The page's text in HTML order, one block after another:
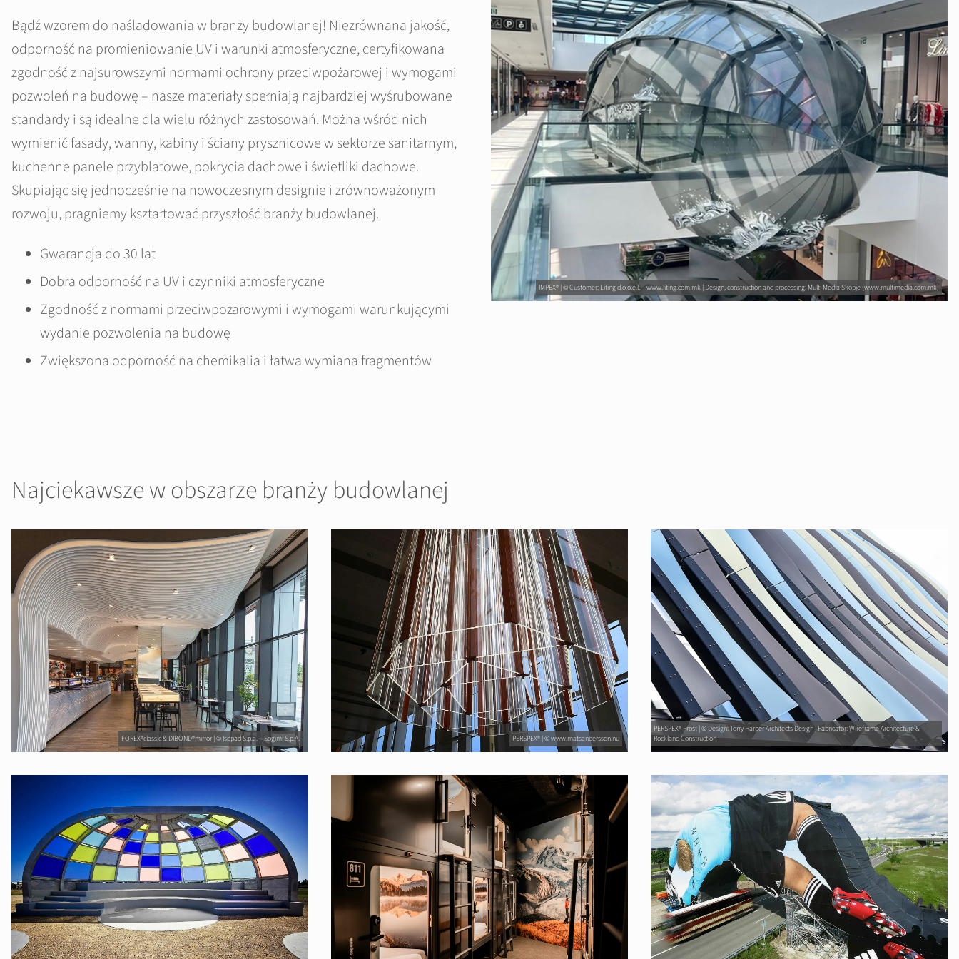
Bądź wzorem do naśladowania w branży budowlanej! Niezrównana jakość,
odporność na promieniowanie UV i warunki atmosferyczne, certyfikowana
zgodność z najsurowszymi normami ochrony przeciwpożarowej i wymogami
pozwoleń na budowę – nasze materiały spełniają najbardziej wyśrubowane
standardy i są idealne dla wielu różnych zastosowań. Można wśród nich
wymienić fasady, wanny, kabiny i ściany prysznicowe w sektorze sanitarnym,
kuchenne panele przyblatowe, pokrycia dachowe i świetliki dachowe.
Skupiając się jednocześnie na nowoczesnym designie i zrównoważonym
rozwoju, pragniemy kształtować przyszłość branży budowlanej.
Gwarancja do 30 lat
Dobra odporność na UV i czynniki atmosferyczne
Zgodność z normami przeciwpożarowymi i wymogami warunkującymi
wydanie pozwolenia na budowę
Zwiększona odporność na chemikalia i łatwa wymiana fragmentów
IMPEX® | © Customer: Liting d.o.o.e.l. – www.liting.com.mk | Design, construction and processing: Multi Media Skopje (www.multimedia.com.mk)
Najciekawsze w obszarze branży budowlanej
FOREX®classic & DIBOND®mirror | © Isopad S.p.a. – Sogimi S.p.A. PERSPEX® | © www.matsandersson.nu
PERSPEX® Frost | © Design: Terry Harper Architects Design | Fabricator: Wireframe Architecture &
Rockland Construction